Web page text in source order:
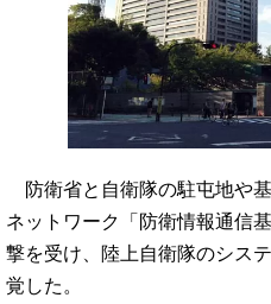
防衛省と自衛隊の駐屯地や
ネットワーク「防衛情報通信
撃を受け、陸上自衛隊のシス
覚した。